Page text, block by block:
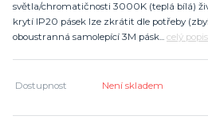
světla/chromatičnosti 3000K (teplá bílá)
krytí IP20 pásek lze zkrátit dle potřeby
oboustranná samolepící 3M pásk... celý popis
Dostupnost Není skladem